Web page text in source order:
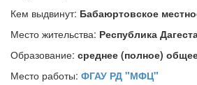
Кем выдвинут: Бабаюртовское
Место жительства: Республика
Образование: среднее (полное)
Место работы: ФГАУ РД "МФЦ"